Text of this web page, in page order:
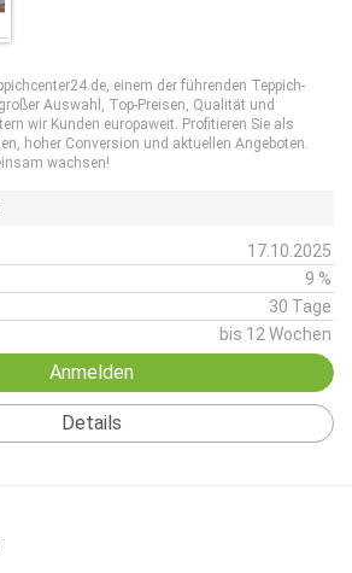
einem der führenden Teppich-
Auswahl, Top-Preisen, Qualität und
wir Kunden europaweit. Profitieren Sie als
hoher Conversion und aktuellen Angeboten.
wachsen!
17.10.2025
9 %
30 Tage
bis 12 Wochen
Anmelden
Details